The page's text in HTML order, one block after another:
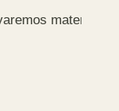
material